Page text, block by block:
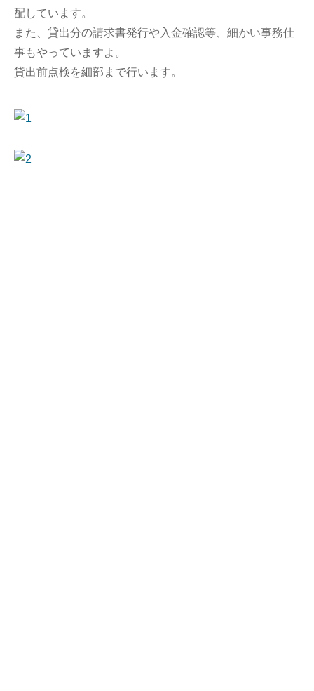
配しています。
また、貸出分の請求書発行や入金確認等、細かい事務仕
事もやっていますよ。
貸出前点検を細部まで行います。